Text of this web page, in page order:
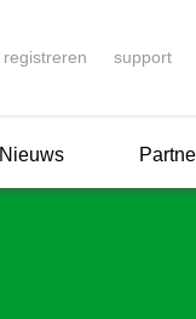
registreren support
Nieuws